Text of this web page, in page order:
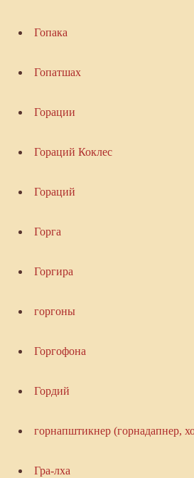
Гопака
Гопатшах
Горации
Гораций Коклес
Гораций
Горга
Горгира
горгоны
Горгофона
Гордий
горнапштикнер (горнадапнер,
Гра-лха